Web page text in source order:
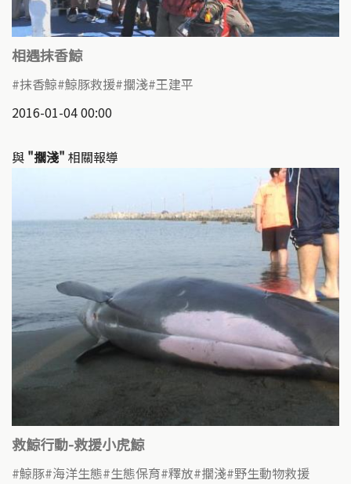
相遇抹香鯨
抹香鯨 鯨豚救援 擱淺 王建平
2016-01-04 00:00
與 "擱淺" 相關報導
救鯨行動-救援小虎鯨
鯨豚 海洋生態 生態保育 釋放 擱淺 野生動物救援